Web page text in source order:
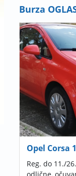
Burza
Opel Corsa
Reg. do 11./
odlične,